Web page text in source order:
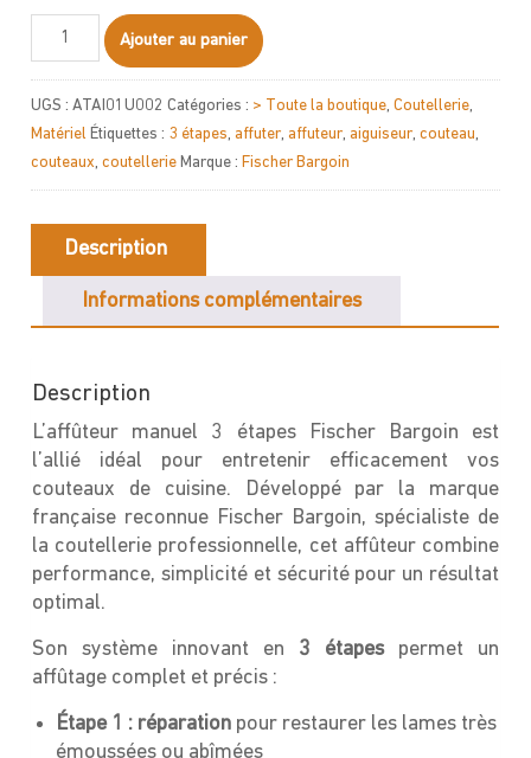
quantité
Affûteur
manuel
en
3
Ajouter au panier
UGS :ATAI01U002 Catégories : > Toute la boutique,Coutellerie,
Matériel Étiquettes : 3 étapes,affuter,affuteur,aiguiseur,couteau,
couteaux,coutellerie Marque :Fischer Bargoin
Description
Informations complémentaires
Description
L’affûteur manuel 3 étapes Fischer Bargoin est
l’allié idéal pour entretenir efficacement vos
couteaux de cuisine. Développé par la marque
française reconnue Fischer Bargoin, spécialiste de
la coutellerie professionnelle, cet affûteur combine
performance, simplicité et sécurité pour un résultat
optimal.
Son système innovant en 3 étapespermet un
affûtage complet et précis :
Étape 1 : réparation pour restaurer les lames très
émoussées ou abîmées